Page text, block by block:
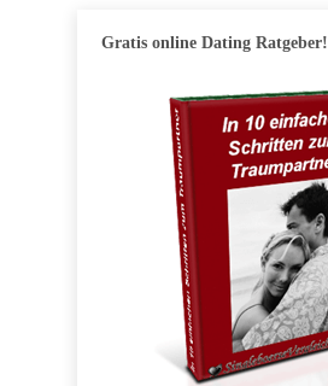
Gratis online Dating Ratgeber!